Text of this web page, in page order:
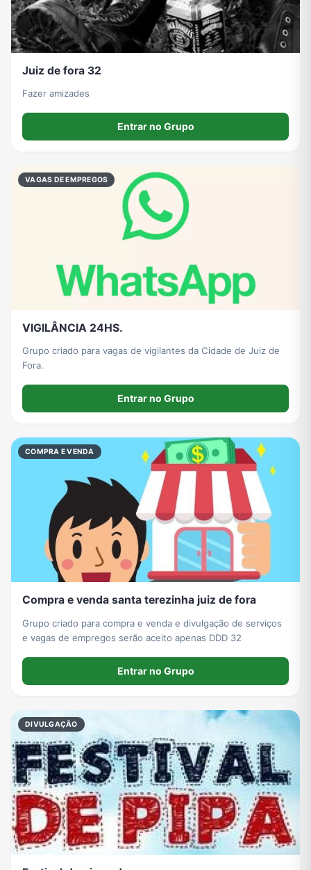
Juiz de fora 32
Fazer amizades
Entrar no Grupo
VAGAS DE EMPREGOS
VIGILÂNCIA 24HS.
Grupo criado para vagas de vigilantes da Cidade de Juiz de
Fora.
Entrar no Grupo
COMPRA E VENDA
Compra e venda santa terezinha juiz de fora
Grupo criado para compra e venda e divulgação de serviços
e vagas de empregos serão aceito apenas DDD 32
Entrar no Grupo
DIVULGAÇÃO